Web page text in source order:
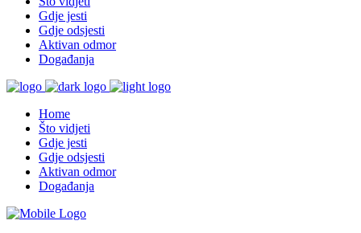
Gdje jesti
Gdje odsjesti
Aktivan odmor
Događanja
Home
Što vidjeti
Gdje jesti
Gdje odsjesti
Aktivan odmor
Događanja